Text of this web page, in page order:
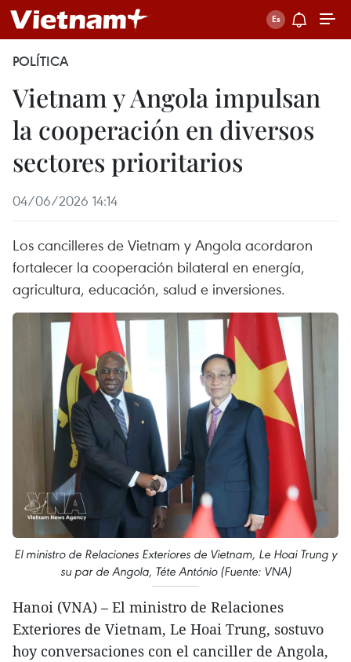
POLÍTICA
Vietnam y Angola impulsan
la cooperación en diversos
sectores prioritarios
04/06/2026 14:14
Los cancilleres de Vietnam y Angola acordaron
fortalecer la cooperación bilateral en energía,
agricultura, educación, salud e inversiones.
El ministro de Relaciones Exteriores de Vietnam, Le Hoai Trung y
su par de Angola, Téte António (Fuente: VNA)
Hanoi (VNA) – El ministro de Relaciones
Exteriores de Vietnam, Le Hoai Trung, sostuvo
hoy conversaciones con el canciller de Angola,